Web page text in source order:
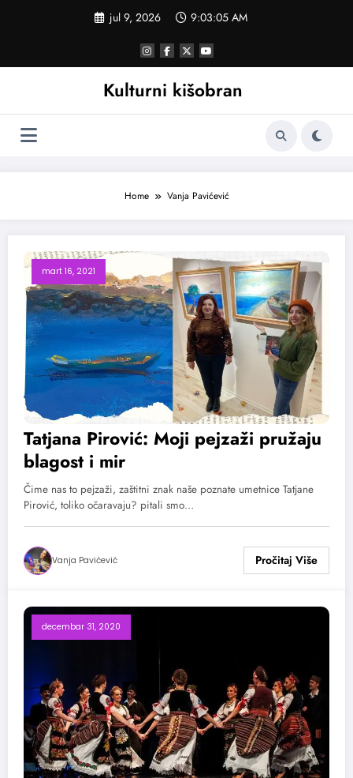
jul 9, 2026 9:03:06 AM
Kulturni kišobran
Home Vanja Pavićević
mart 16, 2021
Tatjana Pirović: Moji pejzaži pružaju
blagost i mir
Čime nas to pejzaži, zaštitni znak naše poznate umetnice Tatjane
Pirović, toliko očaravaju? pitali smo…
Vanja Pavićević
decembar 31, 2020